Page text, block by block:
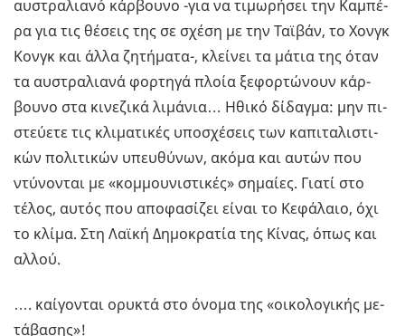
αυ­στρα­λια­νό κάρ­βου­νο -για να τι­μω­ρή­σει την Κα­μπέ­
ρα για τις θέ­σεις της σε σχέση με την Ταϊ­βάν, το Χονγκ
Κονγκ και άλλα ζη­τή­μα­τα-, κλεί­νει τα μάτια της όταν
τα αυ­στρα­λια­νά φορ­τη­γά πλοία ξε­φορ­τώ­νουν κάρ­
βου­νο στα κι­νε­ζι­κά λι­μά­νια… Ηθικό δί­δαγ­μα: μην πι­
στεύ­ε­τε τις κλι­μα­τι­κές υπο­σχέ­σεις των κα­πι­τα­λι­στι­
κών πο­λι­τι­κών υπευ­θύ­νων, ακόμα και αυτών που
ντύ­νο­νται με «κομ­μου­νι­στι­κές» ση­μαί­ες. Γιατί στο
τέλος, αυτός που απο­φα­σί­ζει είναι το Κε­φά­λαιο, όχι
το κλίμα. Στη Λαϊκή Δη­μο­κρα­τία της Κίνας, όπως και
αλλού.
…. καί­γο­νται ορυ­κτά στο όνομα της «οι­κο­λο­γι­κής με­
τά­βα­σης»!